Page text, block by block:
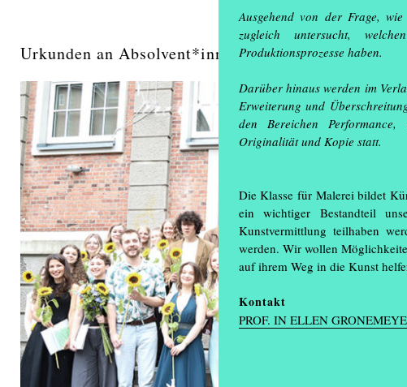
Urkunden an Absolvent*innen im Kesselhaus
Ausgehend von der Frage,
zugleich untersucht,
Produktionsprozesse haben.
Darüber hinaus werden im
Erweiterung und
den Bereichen
Originalität und Kopie statt.
Die Klasse für Malerei bildet
ein wichtiger Bestandteil
Kunstvermittlung teilhaben
werden. Wir wollen
auf ihrem Weg in die Kunst
Kontakt
PROF. IN ELLEN